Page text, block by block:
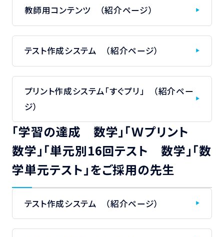
教師用コンテンツ （紹介ページ）
テスト作成システム （紹介ページ）
プリント作成システム「すぐプリ」 （紹介ペー
ジ）
「学習の達成 数学」「Ｗプリント
数学」「単元別16回テスト 数学」「数
学単元テスト」をご採用の先生
テスト作成システム （紹介ページ）